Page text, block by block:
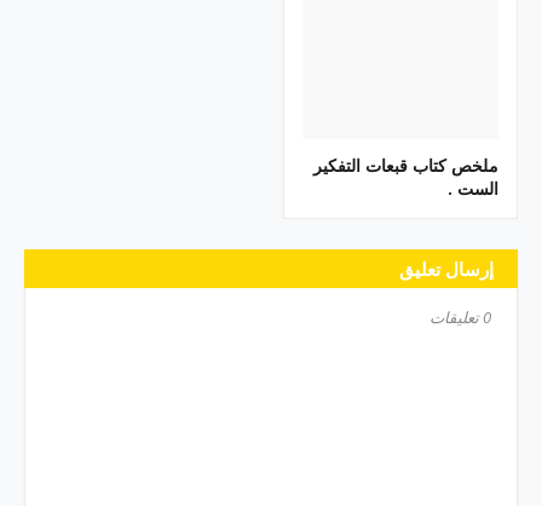
ملخص كتاب قبعات التفكير
الست .
إرسال تعليق
0 تعليقات